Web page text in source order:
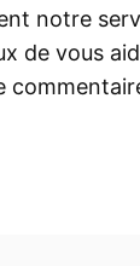
notre
de vous